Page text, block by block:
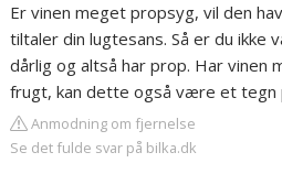
Er vinen meget propsyg, vil den
tiltaler din lugtesans. Så er du ikke
dårlig og altså har prop. Har vinen
frugt, kan dette også være et tegn
Anmodning om fjernelse
Se det fulde svar på bilka.dk